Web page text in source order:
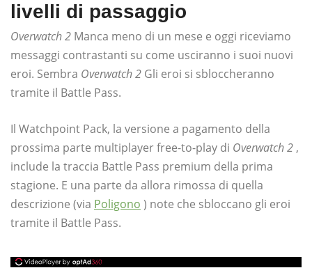
livelli di passaggio
Overwatch 2 Manca meno di un mese e oggi riceviamo
messaggi contrastanti su come usciranno i suoi nuovi
eroi. Sembra Overwatch 2 Gli eroi si sbloccheranno
tramite il Battle Pass.
Il Watchpoint Pack, la versione a pagamento della
prossima parte multiplayer free-to-play di Overwatch 2 ,
include la traccia Battle Pass premium della prima
stagione. E una parte da allora rimossa di quella
descrizione (via Poligono ) note che sbloccano gli eroi
tramite il Battle Pass.